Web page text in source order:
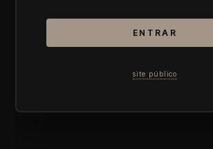
ENTRAR
site público